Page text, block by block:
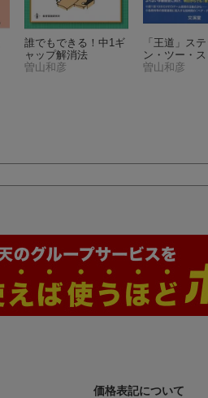
誰でもできる！中1ギ
ャップ解消法
曽山和彦
「王道」ス
ン・ツー・
（2）（Hito
曽山和彦
価格表記について